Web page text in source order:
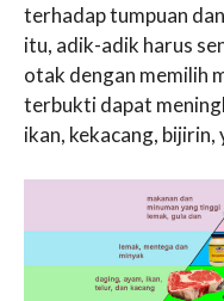
terhadap tumpuan
itu, adik-adik harus
otak dengan memilih
terbukti dapat
ikan, kekacang,